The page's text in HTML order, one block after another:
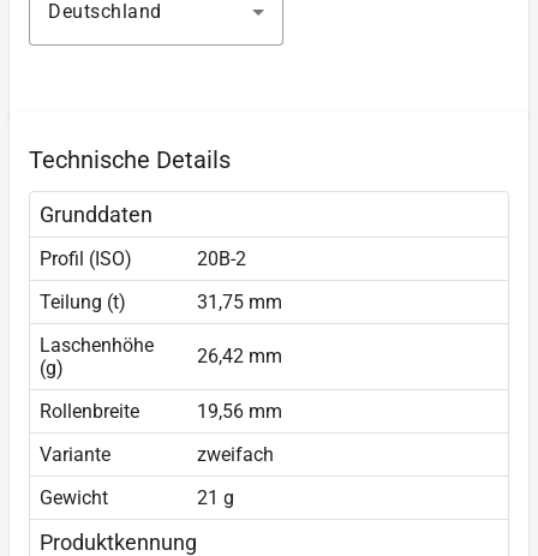
Deutschland
Technische Details
Grunddaten
Profil (ISO)
20B-2
Teilung (t)
31,75 mm
Laschenhöhe
(g)
26,42 mm
Rollenbreite
19,56 mm
Variante
zweifach
Gewicht
21 g
Produktkennung